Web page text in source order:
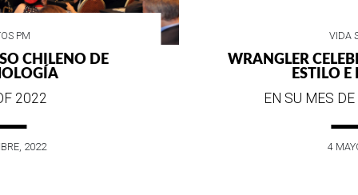
VIDA SOCIAL
WRANGLER CELEBRA SUS 75 AÑOS DE
EN SU MES DE ANIVERSARIO...